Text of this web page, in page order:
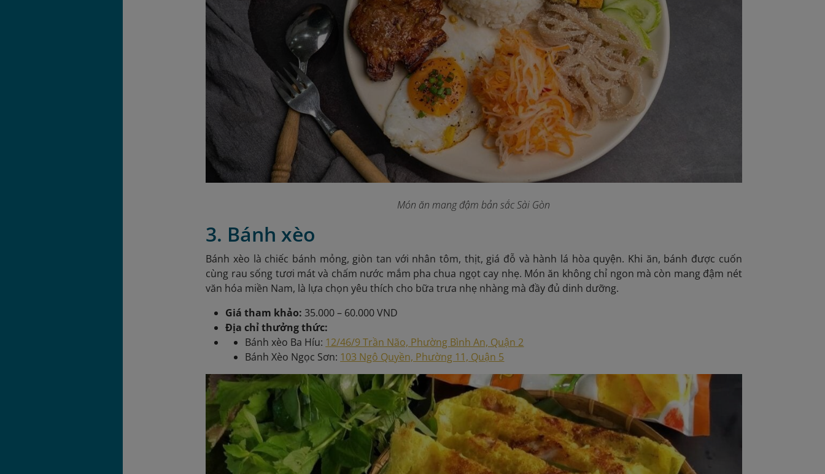
Món ăn mang đậm bản sắc Sài Gòn
3. Bánh xèo
Bánh xèo là chiếc bánh mỏng, giòn tan với nhân tôm, thịt, giá đỗ và hành lá hòa quyện. Khi ăn, bánh được cuốn
cùng rau sống tươi mát và chấm nước mắm pha chua ngọt cay nhẹ. Món ăn không chỉ ngon mà còn mang đậm nét
văn hóa miền Nam, là lựa chọn yêu thích cho bữa trưa nhẹ nhàng mà đầy đủ dinh dưỡng.
Giá tham khảo: 35.000 – 60.000 VND
Địa chỉ thưởng thức:
Bánh xèo Ba Híu: 12/46/9 Trần Não, Phường Bình An, Quận 2
Bánh Xèo Ngọc Sơn: 103 Ngô Quyền, Phường 11, Quận 5